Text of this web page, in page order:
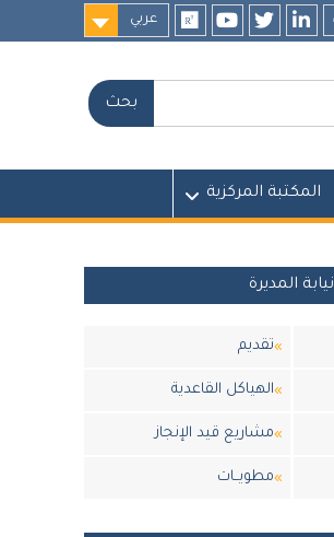
عربي
المكتبة المركزية
نيابة المديرة
تقديم
الهياكل القاعدية
مشاريع قيد الإنجاز
مطويــات